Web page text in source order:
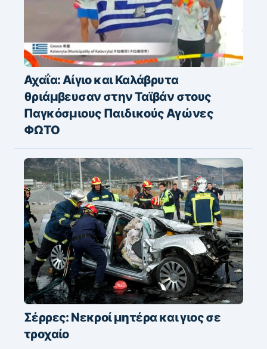
Αχαΐα: Αίγιο και Καλάβρυτα
θριάμβευσαν στην Ταϊβάν στους
Παγκόσμιους Παιδικούς Αγώνες
ΦΩΤΟ
Σέρρες: Νεκροί μητέρα και γιος σε
τροχαίο